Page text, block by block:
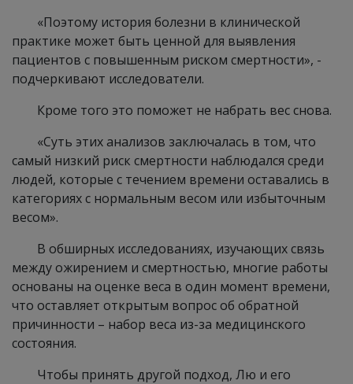
«Поэтому история болезни в клинической
практике может быть ценной для выявления
пациентов с повышенным риском смертности», -
подчеркивают исследователи.
Кроме того это поможет не набрать вес снова.
«Суть этих анализов заключалась в том, что
самый низкий риск смертности наблюдался среди
людей, которые с течением времени оставались в
категориях с нормальным весом или избыточным
весом».
В обширных исследованиях, изучающих связь
между ожирением и смертностью, многие работы
основаны на оценке веса в один момент времени,
что оставляет открытым вопрос об обратной
причинности – набор веса из-за медицинского
состояния.
Чтобы принять другой подход, Лю и его